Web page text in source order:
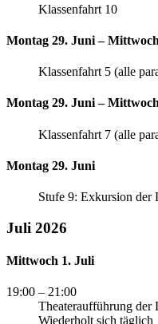
Klassenfahrt 10
Montag 29. Juni –
Klassenfahrt 5 (alle
Montag 29. Juni –
Klassenfahrt 7 (alle
Montag 29. Juni
Stufe 9: Exkursion der
Juli 2026
Mittwoch 1. Juli
19:00 – 21:00
Theateraufführung der
Wiederholt sich täglich